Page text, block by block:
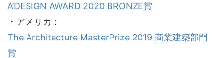
A’DESIGN AWARD 2020 BRONZE賞
・アメリカ：
The Architecture MasterPrize 2019 商業建築部門
賞